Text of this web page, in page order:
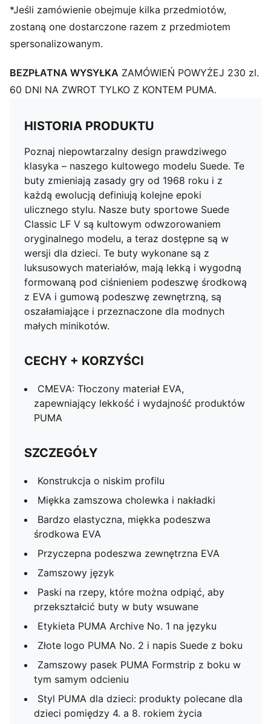
Zamszowy pasek PUMA Formstrip z boku w tym
samym odcieniu
Styl PUMA dla dzieci: produkty polecane dla dzieci
*Jeśli zamówienie obejmuje kilka przedmiotów,
zostaną one dostarczone razem z przedmiotem
spersonalizowanym.
BEZPŁATNA WYSYŁKA ZAMÓWIEŃ POWYŻEJ 230 zl.
60 DNI NA ZWROT TYLKO Z KONTEM PUMA.
HISTORIA PRODUKTU
Poznaj niepowtarzalny design prawdziwego
klasyka – naszego kultowego modelu Suede. Te
buty zmieniają zasady gry od 1968 roku i z
każdą ewolucją definiują kolejne epoki
ulicznego stylu. Nasze buty sportowe Suede
Classic LF V są kultowym odwzorowaniem
oryginalnego modelu, a teraz dostępne są w
wersji dla dzieci. Te buty wykonane są z
luksusowych materiałów, mają lekką i wygodną
formowaną pod ciśnieniem podeszwę środkową
z EVA i gumową podeszwę zewnętrzną, są
oszałamiające i przeznaczone dla modnych
małych minikotów.
CECHY + KORZYŚCI
CMEVA: Tłoczony materiał EVA,
zapewniający lekkość i wydajność produktów
PUMA
SZCZEGÓŁY
Konstrukcja o niskim profilu
Miękka zamszowa cholewka i nakładki
Bardzo elastyczna, miękka podeszwa
środkowa EVA
Przyczepna podeszwa zewnętrzna EVA
Zamszowy język
Paski na rzepy, które można odpiąć, aby
przekształcić buty w buty wsuwane
Etykieta PUMA Archive No. 1 na języku
Złote logo PUMA No. 2 i napis Suede z boku
Zamszowy pasek PUMA Formstrip z boku w
tym samym odcieniu
Styl PUMA dla dzieci: produkty polecane dla
dzieci pomiędzy 4. a 8. rokiem życia